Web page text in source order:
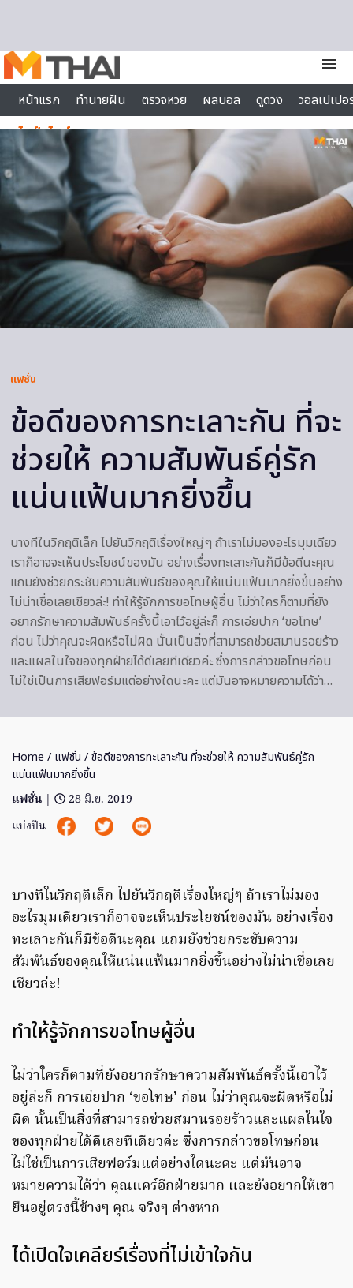
menu
หน้าแรก
ทำนายฝัน ตรวจหวย ผลบอล ดูดวง
วอลเปเป
ไลฟ์สไตล์
แฟชั่น
ข้อดีของการทะเลาะกัน ที่จะ
ช่วยให้ ความสัมพันธ์คู่รัก
แน่นแฟ้นมากยิ่งขึ้น
บางทีในวิกฤติเล็ก ไปยันวิกฤติเรื่องใหญ่ๆ ถ้าเราไม่มองอะไรมุมเดียว
เราก็อาจจะเห็นประโยชน์ของมัน อย่างเรื่องทะเลาะกันก็มีข้อดีนะคุณ
แถมยังช่วยกระชับความสัมพันธ์ของคุณให้แน่นแฟ้นมากยิ่งขึ้นอย่าง
ไม่น่าเชื่อเลยเชียวล่ะ! ทำให้รู้จักการขอโทษผู้อื่น ไม่ว่าใครก็ตามที่ยัง
อยากรักษาความสัมพันธ์ครั้งนี้เอาไว้อยู่ล่ะก็ การเอ่ยปาก ‘ขอโทษ’
ก่อน ไม่ว่าคุณจะผิดหรือไม่ผิด นั้นเป็นสิ่งที่สามารถช่วยสมานรอยร้าว
และแผลในใจของทุกฝ่ายได้ดีเลยทีเดียวค่ะ ซึ่งการกล่าวขอโทษก่อน
ไม่ใช่เป็นการเสียฟอร์มแต่อย่างใดนะคะ แต่มันอาจหมายความได้ว่า…
Home / แฟชั่น / ข้อดีของการทะเลาะกัน ที่จะช่วยให้ ความสัมพันธ์คู่รัก
แน่นแฟ้นมากยิ่งขึ้น
แฟชั่น |
28 มิ.ย. 2019
แบ่งปัน
บางทีในวิกฤติเล็ก ไปยันวิกฤติเรื่องใหญ่ๆ ถ้าเราไม่มอง
อะไรมุมเดียวเราก็อาจจะเห็นประโยชน์ของมัน อย่างเรื่อง
ทะเลาะกันก็มีข้อดีนะคุณ แถมยังช่วยกระชับความ
สัมพันธ์ของคุณให้แน่นแฟ้นมากยิ่งขึ้นอย่างไม่น่าเชื่อเลย
เชียวล่ะ!
ทำให้รู้จักการขอโทษผู้อื่น
ไม่ว่าใครก็ตามที่ยังอยากรักษาความสัมพันธ์ครั้งนี้เอาไว้
อยู่ล่ะก็ การเอ่ยปาก ‘ขอโทษ’ ก่อน ไม่ว่าคุณจะผิดหรือไม่
ผิด นั้นเป็นสิ่งที่สามารถช่วยสมานรอยร้าวและแผลในใจ
ของทุกฝ่ายได้ดีเลยทีเดียวค่ะ ซึ่งการกล่าวขอโทษก่อน
ไม่ใช่เป็นการเสียฟอร์มแต่อย่างใดนะคะ แต่มันอาจ
หมายความได้ว่า คุณแคร์อีกฝ่ายมาก และยังอยากให้เขา
ยืนอยู่ตรงนี้ข้างๆ คุณ จริงๆ ต่างหาก
ได้เปิดใจเคลียร์เรื่องที่ไม่เข้าใจกัน